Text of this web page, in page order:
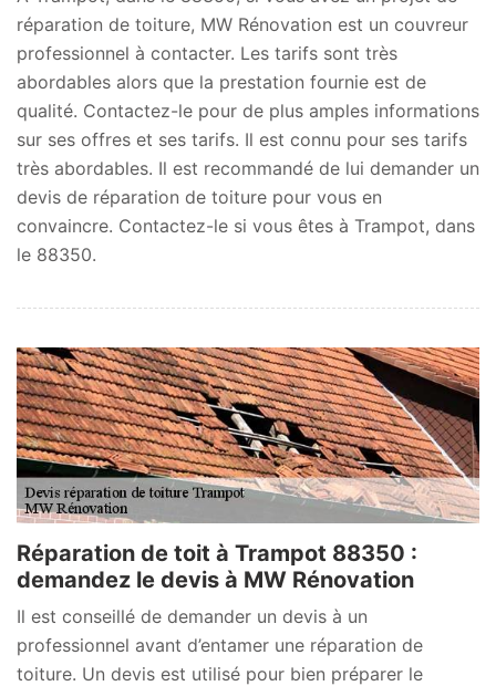
réparation de toiture, MW Rénovation est un couvreur
professionnel à contacter. Les tarifs sont très
abordables alors que la prestation fournie est de
qualité. Contactez-le pour de plus amples informations
sur ses offres et ses tarifs. Il est connu pour ses tarifs
très abordables. Il est recommandé de lui demander un
devis de réparation de toiture pour vous en
convaincre. Contactez-le si vous êtes à Trampot, dans
le 88350.
Réparation de toit à Trampot 88350 :
demandez le devis à MW Rénovation
Il est conseillé de demander un devis à un
professionnel avant d’entamer une réparation de
toiture. Un devis est utilisé pour bien préparer le